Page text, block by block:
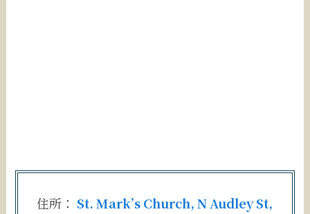
住所： St. Mark’s Church, N Audley St,